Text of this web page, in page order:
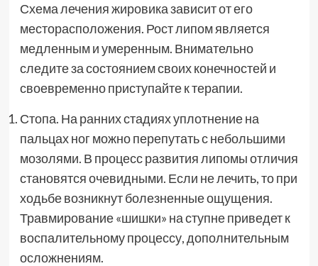
Схема лечения жировика зависит от его
месторасположения. Рост липом является
медленным и умеренным. Внимательно
следите за состоянием своих конечностей и
своевременно приступайте к терапии.
Стопа. На ранних стадиях уплотнение на
пальцах ног можно перепутать с небольшими
мозолями. В процесс развития липомы отличия
становятся очевидными. Если не лечить, то при
ходьбе возникнут болезненные ощущения.
Травмирование «шишки» на ступне приведет к
воспалительному процессу, дополнительным
осложнениям.